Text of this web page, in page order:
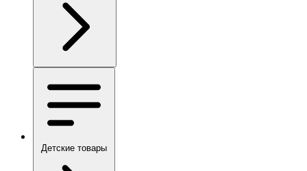
Детские товары